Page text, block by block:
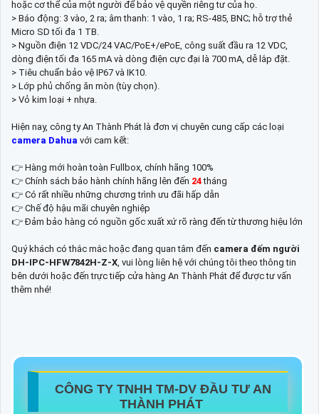
hoặc cơ thể của một người để bảo vệ quyền riêng tư của họ.
> Báo động: 3 vào, 2 ra; âm thanh: 1 vào, 1 ra; RS-485, BNC; hỗ trợ thẻ
Micro SD tối đa 1 TB.
> Nguồn điện 12 VDC/24 VAC/PoE+/ePoE, công suất đầu ra 12 VDC,
dòng điện tối đa 165 mA và dòng điện cực đại là 700 mA, dễ lắp đặt.
> Tiêu chuẩn bảo vệ IP67 và IK10.
> Lớp phủ chống ăn mòn (tùy chọn).
> Vỏ kim loại + nhựa.
Hiện nay, công ty An Thành Phát là đơn vị chuyên cung cấp các loại
camera Dahua với cam kết:
👉 Hàng mới hoàn toàn Fullbox, chính hãng 100%
👉 Chính sách bảo hành chính hãng lên đến 24tháng
👉 Có rất nhiều những chương trình ưu đãi hấp dẫn
👉 Chế độ hậu mãi chuyên nghiệp
👉 Đảm bảo hàng có nguồn gốc xuất xứ rõ ràng đến từ thương hiệu lớn
Quý khách có thắc mắc hoặc đang quan tâm đến camera đếm người
DH-IPC-HFW7842H-Z-X, vui lòng liên hệ với chúng tôi theo thông tin
bên dưới hoặc đến trực tiếp cửa hàng An Thành Phát để được tư vấn
thêm nhé!
CÔNG TY TNHH TM-DV ĐẦU TƯ AN
THÀNH PHÁT